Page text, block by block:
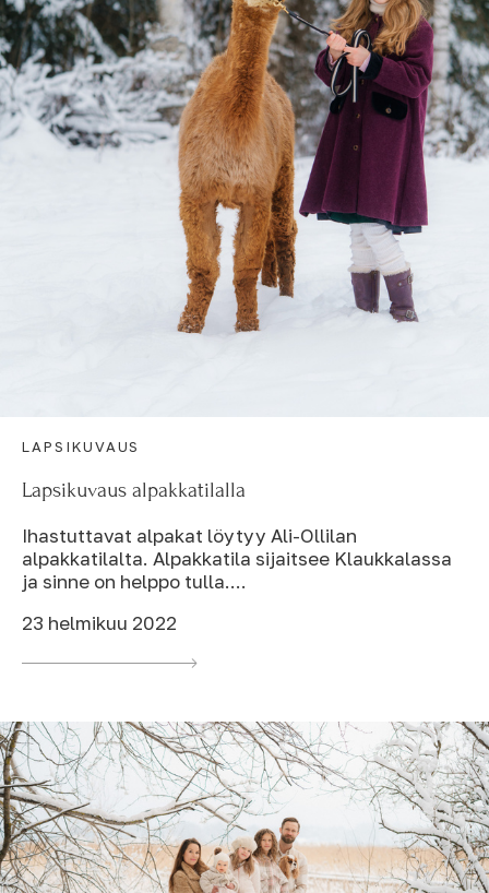
LAPSIKUVAUS
Lapsikuvaus alpakkatilalla
Ihastuttavat alpakat löytyy Ali-Ollilan
alpakkatilalta. Alpakkatila sijaitsee Klaukkalassa
ja sinne on helppo tulla....
23 helmikuu 2022